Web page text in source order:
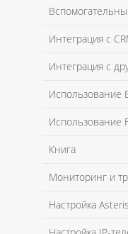
Я даю согласие на
в соответствии с
Я даю согласие на
в соответствии с
Интеграция с
Интеграция с
Использование
Использование
Книга
Мониторинг и
Настройка